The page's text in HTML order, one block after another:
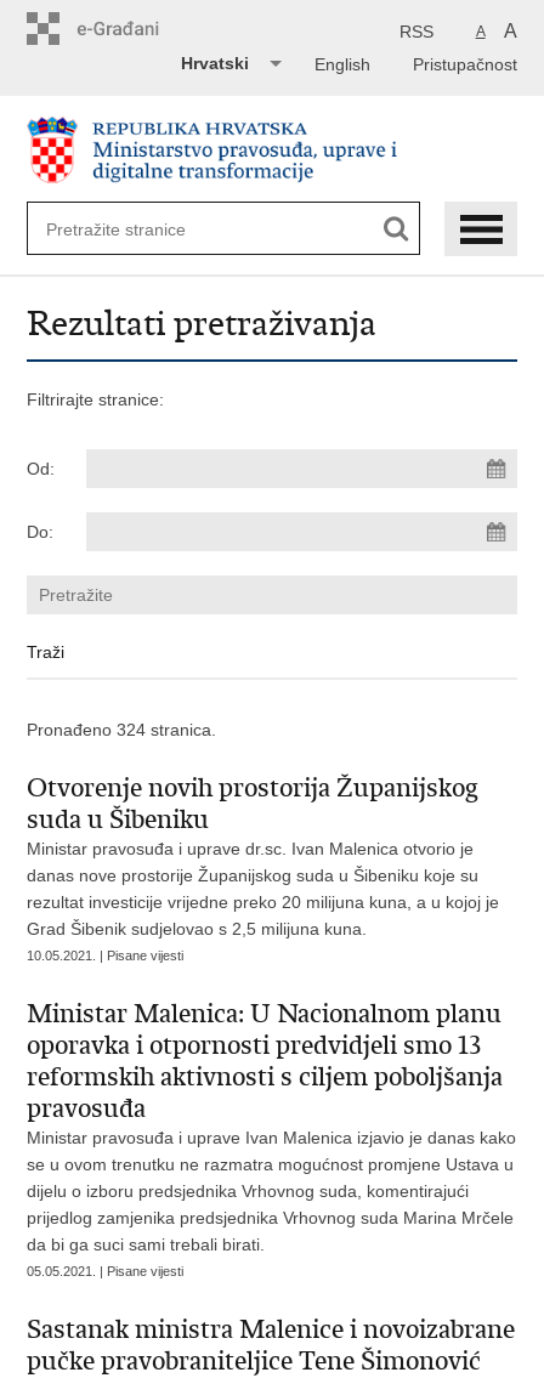
A A
RSS
Pristupačnost
English
Hrvatski
Rezultati pretraživanja
Filtrirajte stranice:
Od:
Do:
Pronađeno 324 stranica.
Otvorenje novih prostorija Županijskog
suda u Šibeniku
Ministar pravosuđa i uprave dr.sc. Ivan Malenica otvorio je
danas nove prostorije Županijskog suda u Šibeniku koje su
rezultat investicije vrijedne preko 20 milijuna kuna, a u kojoj je
Grad Šibenik sudjelovao s 2,5 milijuna kuna.
10.05.2021. | Pisane vijesti
Ministar Malenica: U Nacionalnom planu
oporavka i otpornosti predvidjeli smo 13
reformskih aktivnosti s ciljem poboljšanja
pravosuđa
Ministar pravosuđa i uprave Ivan Malenica izjavio je danas kako
se u ovom trenutku ne razmatra mogućnost promjene Ustava u
dijelu o izboru predsjednika Vrhovnog suda, komentirajući
prijedlog zamjenika predsjednika Vrhovnog suda Marina Mrčele
da bi ga suci sami trebali birati.
05.05.2021. | Pisane vijesti
Sastanak ministra Malenice i novoizabrane
pučke pravobraniteljice Tene Šimonović